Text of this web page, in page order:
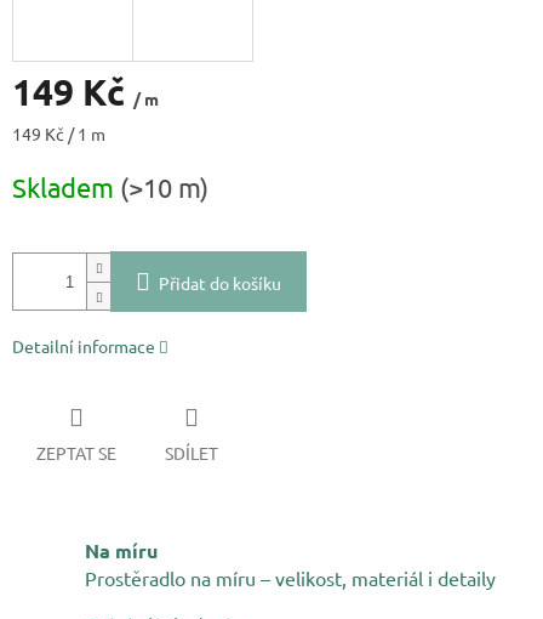
149 Kč / m
Měrná
149 Kč / 1 m
Skladem (>10 m)
Přidat do košíku
Detailní informace
ZEPTAT SE SDÍLET
Na míru
Prostěradlo na míru – velikost, materiál i detaily